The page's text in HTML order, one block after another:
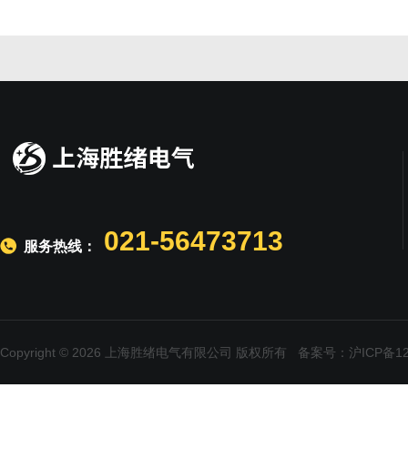
服务热线： 021-56473713
Copyright © 2026 上海胜绪电气有限公司 版权所有 备案号：沪ICP备